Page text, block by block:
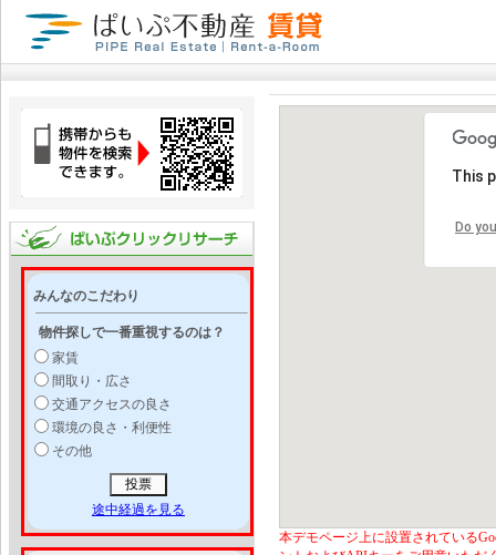
みんなのこだわり
物件探しで一番重視するのは？
家賃
間取り・広さ
交通アクセスの良さ
環境の良さ・利便性
その他
途中経過を見る
This
Do
本デモページ上に設置されている